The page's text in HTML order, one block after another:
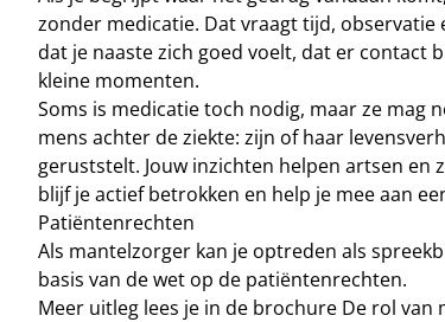
zonder medicatie. Dat vraagt tijd, observatie
dat je naaste zich goed voelt, dat er contact
kleine momenten.
Soms is medicatie toch nodig, maar ze mag
mens achter de ziekte: zijn of haar
geruststelt. Jouw inzichten helpen artsen en
blijf je actief betrokken en help je mee aan
Patiëntenrechten
Als mantelzorger kan je optreden als
basis van de wet op de patiëntenrechten.
Meer uitleg lees je in de brochure De rol van